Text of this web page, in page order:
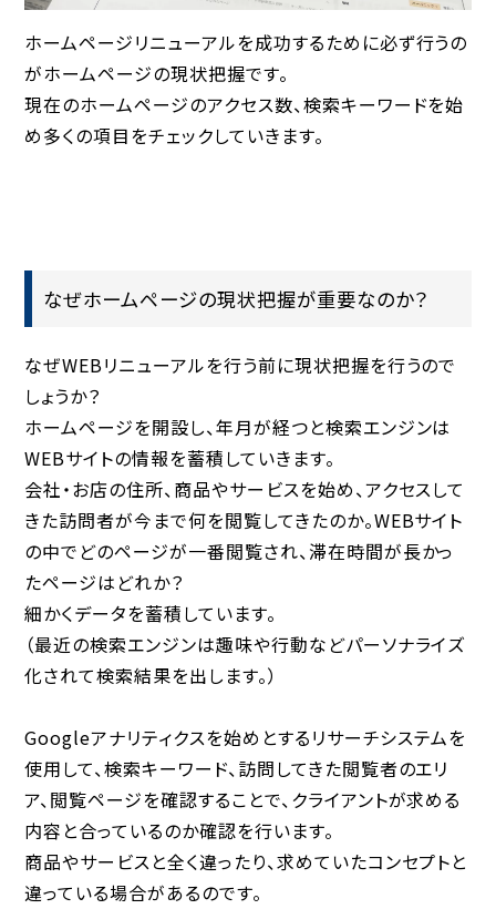
ホームページリニューアルを成功するために必ず行うの
がホームページの現状把握です。
現在のホームページのアクセス数、検索キーワードを始
め多くの項目をチェックしていきます。
なぜホームページの現状把握が重要なのか？
なぜWEBリニューアルを行う前に現状把握を行うので
しょうか？
ホームページを開設し、年月が経つと検索エンジンは
WEBサイトの情報を蓄積していきます。
会社・お店の住所、商品やサービスを始め、アクセスして
きた訪問者が今まで何を閲覧してきたのか。WEBサイト
の中でどのページが一番閲覧され、滞在時間が長かっ
たページはどれか？
細かくデータを蓄積しています。
（最近の検索エンジンは趣味や行動などパーソナライズ
化されて検索結果を出します。）
Googleアナリティクスを始めとするリサーチシステムを
使用して、検索キーワード、訪問してきた閲覧者のエリ
ア、閲覧ページを確認することで、クライアントが求める
内容と合っているのか確認を行います。
商品やサービスと全く違ったり、求めていたコンセプトと
違っている場合があるのです。